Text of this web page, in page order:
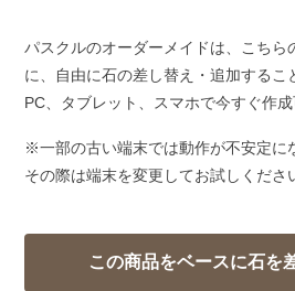
パスクルのオーダーメイドは、こちら
に、自由に石の差し替え・追加するこ
PC、タブレット、スマホで今すぐ作成
※一部の古い端末では動作が不安定に
その際は端末を変更してお試しくださ